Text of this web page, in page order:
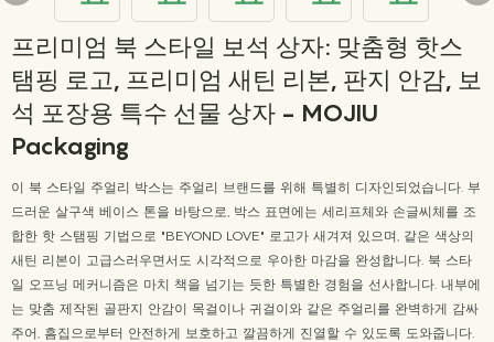
프리미엄 북 스타일 보석 상자: 맞춤형 핫스
탬핑 로고, 프리미엄 새틴 리본, 판지 안감, 보
석 포장용 특수 선물 상자 - MOJIU
Packaging
이 북 스타일 주얼리 박스는 주얼리 브랜드를 위해 특별히 디자인되었습니다. 부
드러운 살구색 베이스 톤을 바탕으로, 박스 표면에는 세리프체와 손글씨체를 조
합한 핫 스탬핑 기법으로 "BEYOND LOVE" 로고가 새겨져 있으며, 같은 색상의
새틴 리본이 고급스러우면서도 시각적으로 우아한 마감을 완성합니다. 북 스타
일 오프닝 메커니즘은 마치 책을 넘기는 듯한 특별한 경험을 선사합니다. 내부에
는 맞춤 제작된 골판지 안감이 목걸이나 귀걸이와 같은 주얼리를 완벽하게 감싸
주어, 흠집으로부터 안전하게 보호하고 깔끔하게 진열할 수 있도록 도와줍니다.